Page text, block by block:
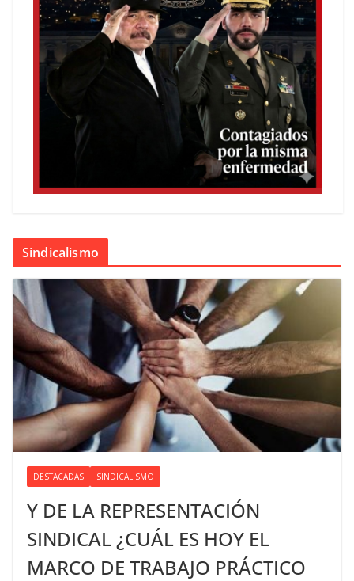
Sindicalismo
DESTACADAS SINDICALISMO
Y DE LA REPRESENTACIÓN
SINDICAL ¿CUÁL ES HOY EL
MARCO DE TRABAJO PRÁCTICO